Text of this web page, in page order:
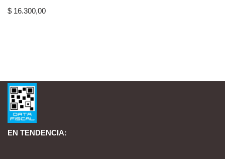
$ 16.300,00
EN TENDENCIA: